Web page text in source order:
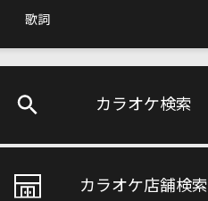
歌詞
カラオケ検索
カラオケ店舗検索